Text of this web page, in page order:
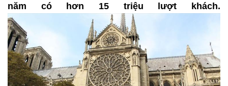
năm có hơn 15 triệu lượt khách.